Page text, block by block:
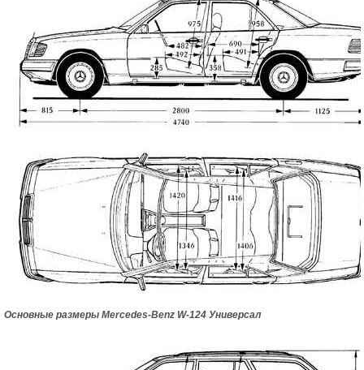
Основные размеры Mercedes-Benz W-124 Универсал